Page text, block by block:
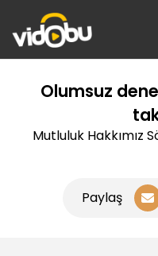
Olumsuz
Mutluluk Hakkımız
Paylaş